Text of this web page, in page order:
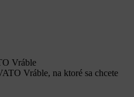
Vráble
Vráble, na ktoré sa chcete